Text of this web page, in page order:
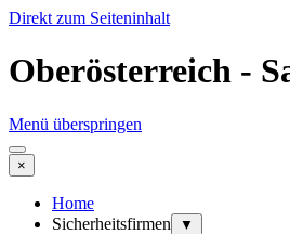
Direkt zum Seiteninhalt
Oberösterreich -
Menü überspringen
×
Home
Sicherheitsfirmen
▼